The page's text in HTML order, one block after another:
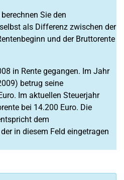
berechnen Sie den
als Differenz zwischen der
und der Bruttorente
in Rente gegangen. Im Jahr
betrug seine
Im aktuellen Steuerjahr
bei 14.200 Euro. Die
dem
in diesem Feld eingetragen